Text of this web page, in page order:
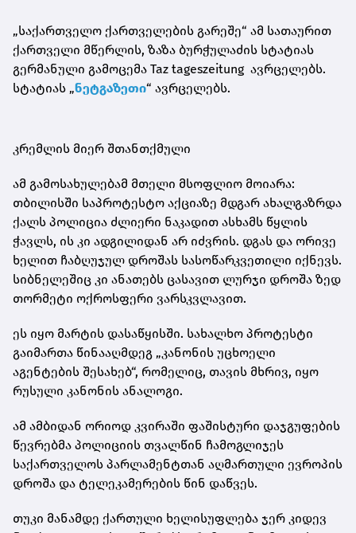
„საქართველო ქართველების გარეშე“ ამ სათაურით
ქართველი მწერლის, ზაზა ბურჭულაძის სტატიას
გერმანული გამოცემა Taz tageszeitung ავრცელებს.
სტატიას „ნეტგაზეთი“ ავრცელებს.
კრემლის მიერ შთანთქმული
ამ გამოსახულებამ მთელი მსოფლიო მოიარა:
თბილისში საპროტესტო აქციაზე მდგარ ახალგაზრდა
ქალს პოლიცია ძლიერი ნაკადით ასხამს წყლის
ჭავლს, ის კი ადგილიდან არ იძვრის. დგას და ორივე
ხელით ჩაბღუჯულ დროშას სასოწარკვეთილი იქნევს.
სიბნელეშიც კი ანათებს ცასავით ლურჯი დროშა ზედ
თორმეტი ოქროსფერი ვარსკვლავით.
ეს იყო მარტის დასაწყისში. სახალხო პროტესტი
გაიმართა წინააღმდეგ „კანონის უცხოელი
აგენტების შესახებ“, რომელიც, თავის მხრივ, იყო
რუსული კანონის ანალოგი.
ამ ამბიდან ორიოდ კვირაში ფაშისტური დაჯგუფების
წევრებმა პოლიციის თვალწინ ჩამოგლიჯეს
საქართველოს პარლამენტთან აღმართული ევროპის
დროშა და ტელეკამერების წინ დაწვეს.
თუკი მანამდე ქართული ხელისუფლება ჯერ კიდევ